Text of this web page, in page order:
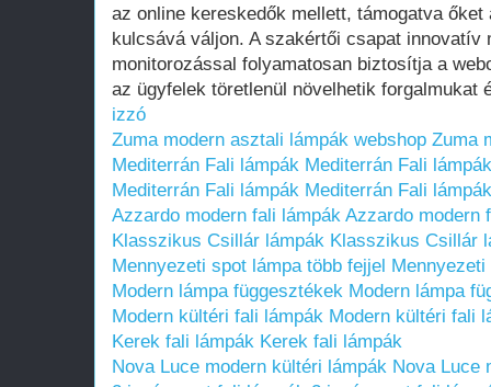
az online kereskedők mellett, támogatva
kulcsává váljon. A szakértői csapat innovatív
monitorozással folyamatosan biztosítja a
az ügyfelek töretlenül növelhetik forgalmukat
izzó
Zuma modern asztali lámpák webshop Zuma
Mediterrán Fali lámpák Mediterrán Fali lámpák
Mediterrán Fali lámpák Mediterrán Fali lámpák
Azzardo modern fali lámpák Azzardo modern
Klasszikus Csillár lámpák Klasszikus Csillár
Mennyezeti spot lámpa több fejjel
Modern lámpa függesztékek Modern lámpa
Modern kültéri fali lámpák Modern kültéri fali
Kerek fali lámpák Kerek fali lámpák
Nova Luce modern kültéri lámpák Nova Luce